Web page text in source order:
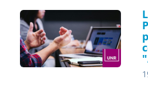
estrategias de movilidad de la
presentar las principales líneas de
ámbito.